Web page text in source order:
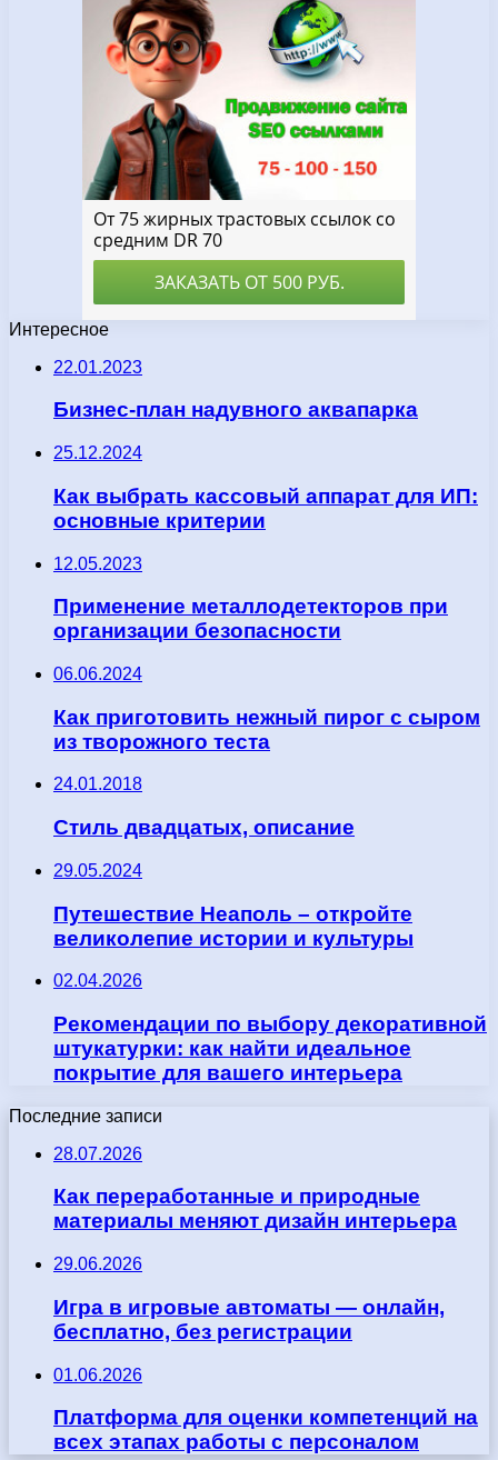
Интересное
22.01.2023
Бизнес-план надувного аквапарка
25.12.2024
Как выбрать кассовый аппарат для ИП:
основные критерии
12.05.2023
Применение металлодетекторов при
организации безопасности
06.06.2024
Как приготовить нежный пирог с сыром
из творожного теста
24.01.2018
Стиль двадцатых, описание
29.05.2024
Путешествие Неаполь – откройте
великолепие истории и культуры
02.04.2026
Рекомендации по выбору декоративной
штукатурки: как найти идеальное
покрытие для вашего интерьера
Последние записи
28.07.2026
Как переработанные и природные
материалы меняют дизайн интерьера
29.06.2026
Игра в игровые автоматы — онлайн,
бесплатно, без регистрации
01.06.2026
Платформа для оценки компетенций на
всех этапах работы с персоналом